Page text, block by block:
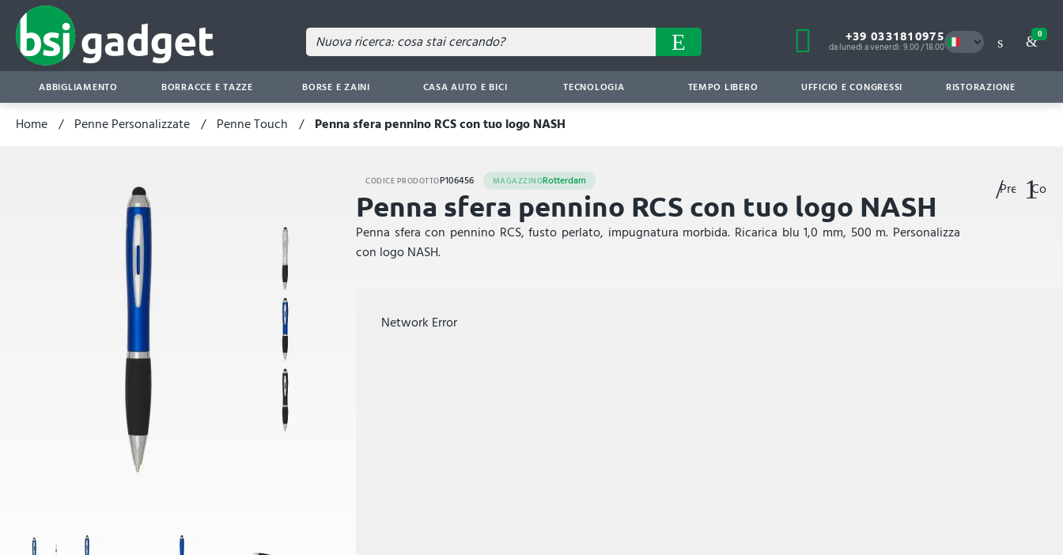
+39 0331810975
da lunedì a venerdì: 9.00 / 18.00
0
ABBIGLIAMENTO BORRACCE E TAZZE BORSE E ZAINI CASA AUTO E BICI TECNOLOGIA TEMPO LIBERO UFFICIO E CONGRESSI RISTORAZIONE
Home Penne Personalizzate Penne Touch Penna sfera pennino RCS con tuo logo NASH
CODICE PRODOTTOP106456 MAGAZZINORotterdam
Penna sfera pennino RCS con tuo logo NASH
Penna sfera con pennino RCS, fusto perlato, impugnatura morbida. Ricarica blu 1,0 mm, 500 m. Personalizza
con logo NASH.
Preferiti
Network Error